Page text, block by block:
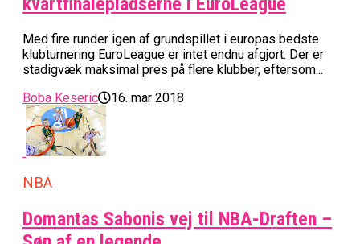
Med fire runder igen af grundspillet i europas bedste
klubturnering EuroLeague er intet endnu afgjort. Der er
stadigvæk maksimal pres på flere klubber, eftersom...
Boba Keseric
16. mar 2018
NBA
Domantas Sabonis vej til NBA-Draften –